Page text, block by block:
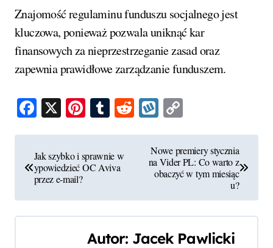
Znajomość regulaminu funduszu socjalnego jest
kluczowa, ponieważ pozwala uniknąć kar
finansowych za nieprzestrzeganie zasad oraz
zapewnia prawidłowe zarządzanie funduszem.
Facebook
X Pinterest
Tumblr
RedditWykop
a
w
i
Jak szybko i sprawnie w
ypowiedzieć OC Aviva
przez e-mail?
Nowe premiery stycznia
na Vider PL: Co warto z
obaczyć w tym miesiąc
u?
Autor: Jacek Pawlicki